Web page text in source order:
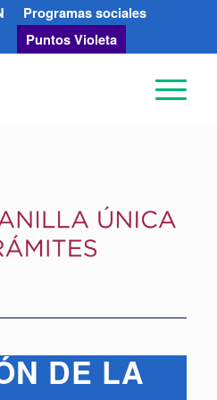
Programas sociales
Puntos Violeta
DE LA